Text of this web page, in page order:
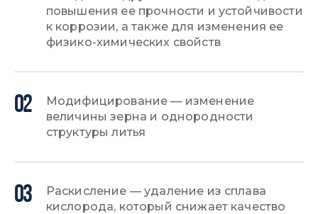
повышения ее прочности и устойчивости
к коррозии, а также для изменения ее
физико-химических свойств
02
Модифицирование — изменение
величины зерна и однородности
структуры литья
03
Раскисление — удаление из сплава
кислорода, который снижает качество